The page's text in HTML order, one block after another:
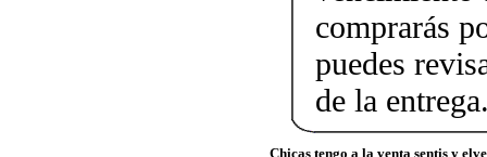
comprarás
puedes
de la
Chicas tengo a la venta sentis y